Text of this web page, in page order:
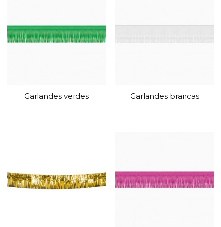
Garlandes verdes Garlandes brancas